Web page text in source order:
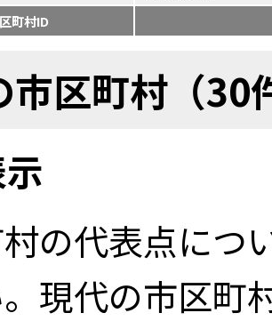
町村ID
市区町村（30
の代表点につ
現代の市区町